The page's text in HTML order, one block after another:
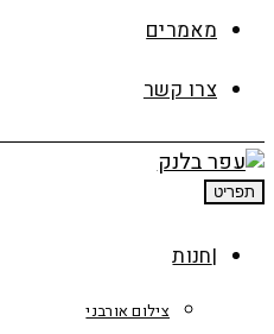
מאמרים
צרו קשר
תפריט
חנות
צילום אורבני